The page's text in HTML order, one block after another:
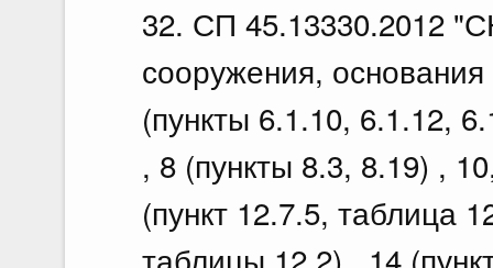
32. СП 45.13330.2012
сооружения,
(пункты 6.1.10, 6.1.12,
, 8 (пункты 8.3, 8.19) ,
(пункт 12.7.5, таблица
таблицы 12.2) , 14